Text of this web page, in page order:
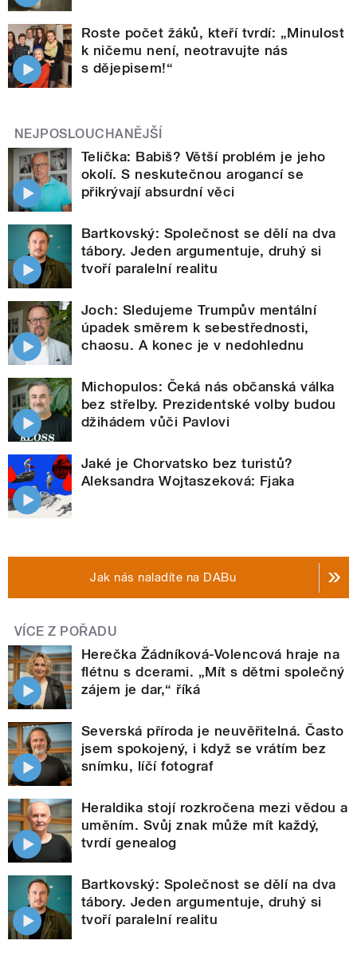
Roste počet žáků, kteří tvrdí: „Minulost
k ničemu není, neotravujte nás
s dějepisem!“
NEJPOSLOUCHANĚJŠÍ
Telička: Babiš? Větší problém je jeho
okolí. S neskutečnou arogancí se
přikrývají absurdní věci
Bartkovský: Společnost se dělí na dva
tábory. Jeden argumentuje, druhý si
tvoří paralelní realitu
Joch: Sledujeme Trumpův mentální
úpadek směrem k sebestřednosti,
chaosu. A konec je v nedohlednu
Michopulos: Čeká nás občanská válka
bez střelby. Prezidentské volby budou
džihádem vůči Pavlovi
Jaké je Chorvatsko bez turistů?
Aleksandra Wojtaszeková: Fjaka
Jak nás naladíte na DABu
VÍCE Z POŘADU
Herečka Žádníková-Volencová hraje na
flétnu s dcerami. „Mít s dětmi společný
zájem je dar,“ říká
Severská příroda je neuvěřitelná. Často
jsem spokojený, i když se vrátím bez
snímku, líčí fotograf
Heraldika stojí rozkročena mezi vědou a
uměním. Svůj znak může mít každý,
tvrdí genealog
Bartkovský: Společnost se dělí na dva
tábory. Jeden argumentuje, druhý si
tvoří paralelní realitu